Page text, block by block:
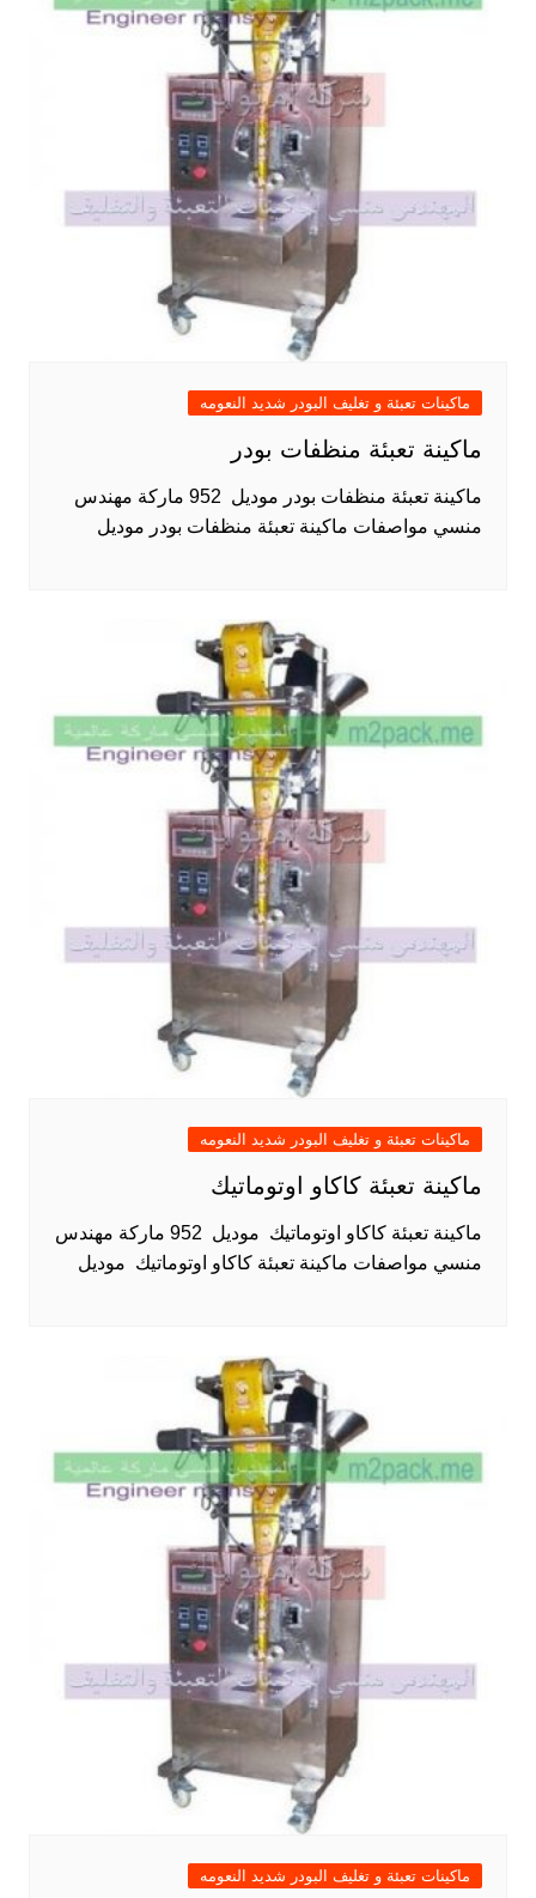
ماكينات تعبئة و تغليف البودر شديد النعومه
ماكينة تعبئة منظفات بودر
ماكينة تعبئة منظفات بودر موديل 952 ماركة مهندس
منسي مواصفات ماكينة تعبئة منظفات بودر موديل
ماكينات تعبئة و تغليف البودر شديد النعومه
ماكينة تعبئة كاكاو اوتوماتيك
ماكينة تعبئة كاكاو اوتوماتيك موديل 952 ماركة مهندس
منسي مواصفات ماكينة تعبئة كاكاو اوتوماتيك موديل
ماكينات تعبئة و تغليف البودر شديد النعومه